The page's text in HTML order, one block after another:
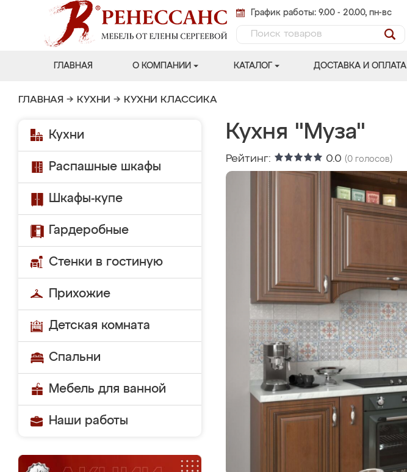
График работы: 9.00 - 20.00, пн-вс
ГЛАВНАЯ О КОМПАНИИ КАТАЛОГ ДОСТАВКА И ОПЛАТА
ГЛАВНАЯ → КУХНИ → КУХНИ КЛАССИКА
Кухни
Распашные шкафы
Шкафы-купе
Гардеробные
Стенки в гостиную
Прихожие
Детская комната
Спальни
Мебель для ванной
Наши работы
Кухня "Муза"
Рейтинг: 0.0 (0 голосов)